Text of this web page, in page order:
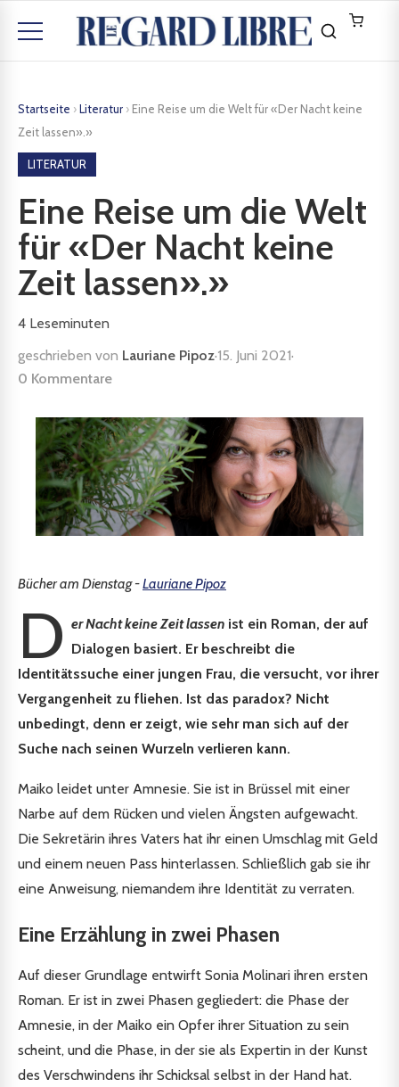
Startseite ›Literatur › Eine Reise um die Welt für «Der Nacht keine
Zeit lassen».»
LITERATUR
Eine Reise um die Welt
für «Der Nacht keine
Zeit lassen».»
4 Leseminuten
geschrieben von Lauriane Pipoz·15. Juni 2021·
0 Kommentare
Bücher am Dienstag -Lauriane Pipoz
D er Nacht keine Zeit lassen ist ein Roman, der auf
Dialogen basiert. Er beschreibt die
Identitätssuche einer jungen Frau, die versucht, vor ihrer
Vergangenheit zu fliehen. Ist das paradox? Nicht
unbedingt, denn er zeigt, wie sehr man sich auf der
Suche nach seinen Wurzeln verlieren kann.
Maiko leidet unter Amnesie. Sie ist in Brüssel mit einer
Narbe auf dem Rücken und vielen Ängsten aufgewacht.
Die Sekretärin ihres Vaters hat ihr einen Umschlag mit Geld
und einem neuen Pass hinterlassen. Schließlich gab sie ihr
eine Anweisung, niemandem ihre Identität zu verraten.
Eine Erzählung in zwei Phasen
Auf dieser Grundlage entwirft Sonia Molinari ihren ersten
Roman. Er ist in zwei Phasen gegliedert: die Phase der
Amnesie, in der Maiko ein Opfer ihrer Situation zu sein
scheint, und die Phase, in der sie als Expertin in der Kunst
des Verschwindens ihr Schicksal selbst in der Hand hat.